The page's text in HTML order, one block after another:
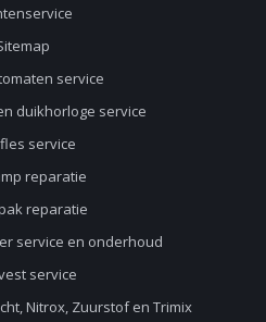
service
duikhorloge service
service
reparatie
reparatie
service en onderhoud
service
Nitrox, Zuurstof en Trimix